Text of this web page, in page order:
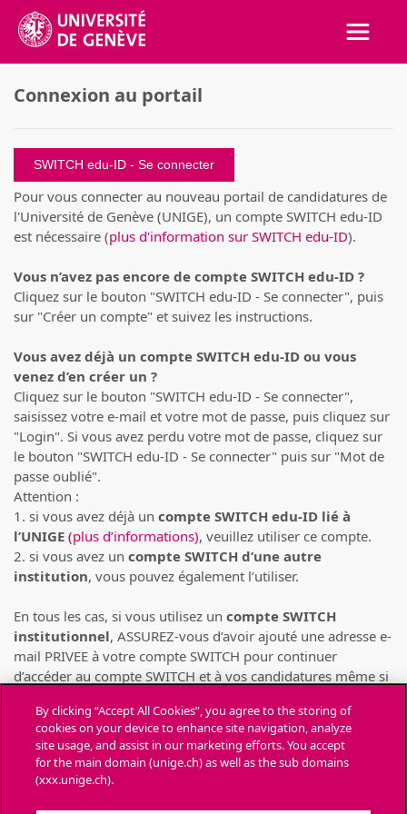
Connexion au portail
SWITCH edu-ID
Pour vous connecter au nouveau portail de candidatures de
l'Université de Genève (UNIGE), un compte SWITCH edu-ID
est nécessaire (plus d'information sur SWITCH edu-ID).
Vous n’avez pas encore de compte SWITCH edu-ID ?
Cliquez sur le bouton "SWITCH edu-ID - Se connecter", puis
sur "Créer un compte" et suivez les instructions.
Vous avez déjà un compte SWITCH edu-ID ou vous
venez d’en créer un ?
Cliquez sur le bouton "SWITCH edu-ID - Se connecter",
saisissez votre e-mail et votre mot de passe, puis cliquez sur
"Login". Si vous avez perdu votre mot de passe, cliquez sur
le bouton "SWITCH edu-ID - Se connecter" puis sur "Mot de
passe oublié".
Attention :
1. si vous avez déjà un compte SWITCH edu-ID lié à
l’UNIGE (plus d’informations), veuillez utiliser ce compte.
2. si vous avez un compte SWITCH d’une autre
institution, vous pouvez également l’utiliser.
En tous les cas, si vous utilisez un compte SWITCH
institutionnel, ASSUREZ-vous d’avoir ajouté une adresse e-
mail PRIVEE à votre compte SWITCH pour continuer
d’accéder au compte SWITCH et à vos candidatures même si
(pour cause de départ de l’institution)(consulter la FAQ de
SWITCH).
Chaque personne ne peut déposer des candidatures
By clicking “Accept All Cookies”, you agree to the storing of
cookies on your device to enhance site navigation, analyze
site usage, and assist in our marketing efforts. You accept
for the main domain (unige.ch) as well as the sub domains
(xxx.unige.ch).